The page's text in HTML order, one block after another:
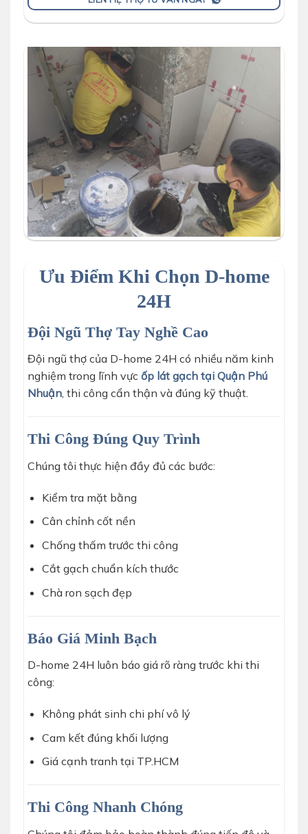
Ưu Điểm Khi Chọn D-home
24H
Đội Ngũ Thợ Tay Nghề Cao
Đội ngũ thợ của D-home 24H có nhiều năm kinh
nghiệm trong lĩnh vực ốp lát gạch tại Quận Phú
Nhuận, thi công cẩn thận và đúng kỹ thuật.
Thi Công Đúng Quy Trình
Chúng tôi thực hiện đầy đủ các bước:
Kiểm tra mặt bằng
Cân chỉnh cốt nền
Chống thấm trước thi công
Cắt gạch chuẩn kích thước
Chà ron sạch đẹp
Báo Giá Minh Bạch
D-home 24H luôn báo giá rõ ràng trước khi thi
công:
Không phát sinh chi phí vô lý
Cam kết đúng khối lượng
Giá cạnh tranh tại TP.HCM
Thi Công Nhanh Chóng